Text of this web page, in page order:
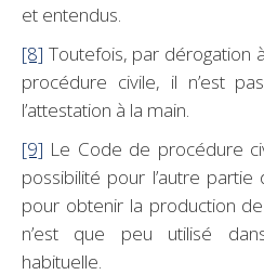
et entendus.
[8] Toutefois, par dérogation
procédure civile, il n’est
l’attestation à la main.
[9] Le Code de procédure
possibilité pour l’autre partie
pour obtenir la production
n’est que peu utilisé
habituelle.